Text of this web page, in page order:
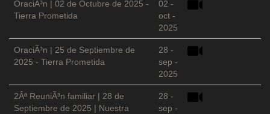
OraciÃ³n | 02 de Octubre de 2025 -
Tierra Prometida
02 -
oct -
2025
OraciÃ³n | 25 de Septiembre de
2025 - Tierra Prometida
28 -
sep -
2025
2Âª ReuniÃ³n familiar | 28 de
Septiembre de 2025 | Nuestra
28 -
sep -